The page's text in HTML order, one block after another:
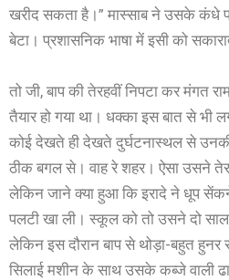
खरीद सकता है।” मास्साब ने उसके कंधे
बेटा। प्रशासनिक भाषा में इसी को
तो जी, बाप की तेरहवीं निपटा कर मंगत
तैयार हो गया था। धक्का इस बात से भी
कोई देखते ही देखते दुर्घटनास्थल से
ठीक बगल से। वाह रे शहर। ऐसा उसने
लेकिन जाने क्या हुआ कि इरादे ने धूप
पलटी खा ली। स्कूल को तो उसने दो साल
लेकिन इस दौरान बाप से थोड़ा-बहुत हुनर
सिलाई मशीन के साथ उसके कब्जे वाली